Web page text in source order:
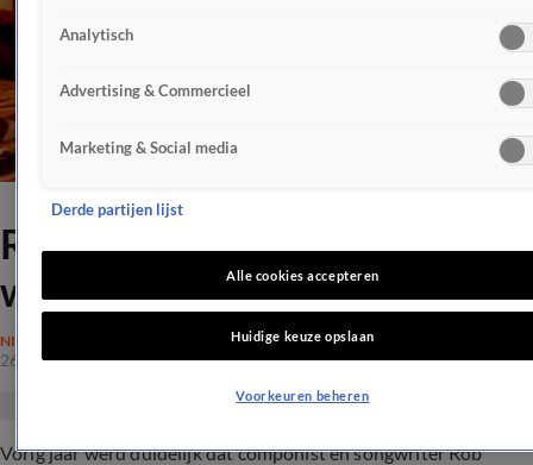
Rob Bolland heeft nog één
wens voor hij sterft
NIEUWS
26 jan 2021, 20:52
Vorig jaar werd duidelijk dat componist en songwriter Rob
Analytisch
Advertising & Commercieel
Marketing & Social media
Derde partijen lijst
Alle cookies accepteren
Huidige keuze opslaan
Voorkeuren beheren